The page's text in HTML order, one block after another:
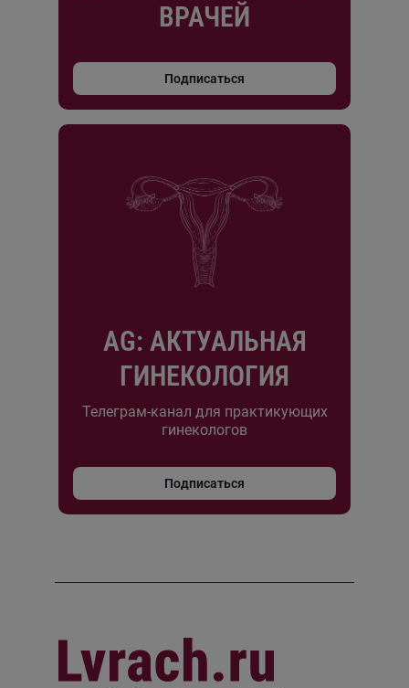
ВРАЧЕЙ
Подписаться
AG: АКТУАЛЬНАЯ
ГИНЕКОЛОГИЯ
Телеграм-канал для практикующих
гинекологов
Подписаться